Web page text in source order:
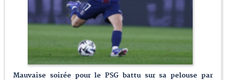
Mauvaise soirée pour le PSG battu sur sa pelouse par